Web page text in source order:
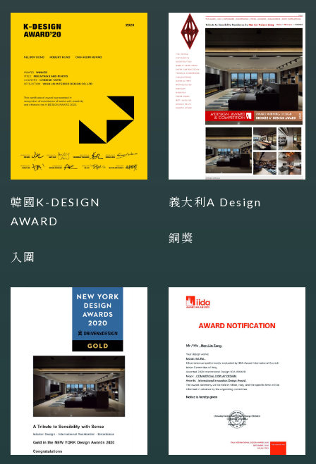
韓國K-DESIGN
AWARD
入圍
義大利A Design
銅獎